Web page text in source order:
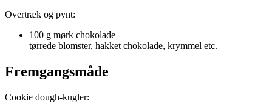
Overtræk og pynt:
100 g mørk chokolade
tørrede blomster, hakket chokolade, krymmel etc.
Fremgangsmåde
Cookie dough-kugler: